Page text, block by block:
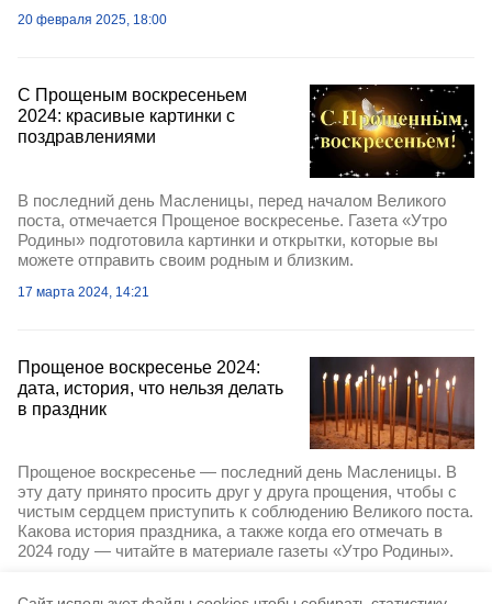
20 февраля 2025, 18:00
С Прощеным воскресеньем
2024: красивые картинки с
поздравлениями
В последний день Масленицы, перед началом Великого
поста, отмечается Прощеное воскресенье. Газета «Утро
Родины» подготовила картинки и открытки, которые вы
можете отправить своим родным и близким.
17 марта 2024, 14:21
Прощеное воскресенье 2024:
дата, история, что нельзя делать
в праздник
Прощеное воскресенье — последний день Масленицы. В
эту дату принято просить друг у друга прощения, чтобы с
чистым сердцем приступить к соблюдению Великого поста.
Какова история праздника, а также когда его отмечать в
2024 году — читайте в материале газеты «Утро Родины».